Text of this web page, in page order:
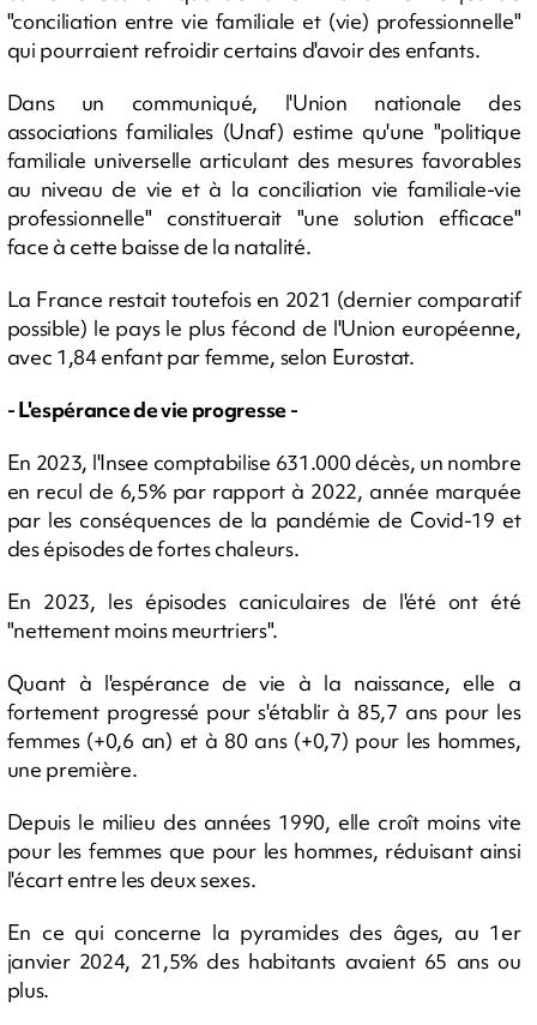
"conciliation entre vie familiale et (vie) professionnelle"
qui pourraient refroidir certains d'avoir des enfants.
Dans un communiqué, l'Union nationale des
associations familiales (Unaf) estime qu'une "politique
familiale universelle articulant des mesures favorables
au niveau de vie et à la conciliation vie familiale-vie
professionnelle" constituerait "une solution efficace"
face à cette baisse de la natalité.
La France restait toutefois en 2021 (dernier comparatif
possible) le pays le plus fécond de l'Union européenne,
avec 1,84 enfant par femme, selon Eurostat.
- L'espérance de vie progresse -
En 2023, l'Insee comptabilise 631.000 décès, un nombre
en recul de 6,5% par rapport à 2022, année marquée
par les conséquences de la pandémie de Covid-19 et
des épisodes de fortes chaleurs.
En 2023, les épisodes caniculaires de l'été ont été
"nettement moins meurtriers".
Quant à l'espérance de vie à la naissance, elle a
fortement progressé pour s'établir à 85,7 ans pour les
femmes (+0,6 an) et à 80 ans (+0,7) pour les hommes,
une première.
Depuis le milieu des années 1990, elle croît moins vite
pour les femmes que pour les hommes, réduisant ainsi
l'écart entre les deux sexes.
En ce qui concerne la pyramides des âges, au 1er
janvier 2024, 21,5% des habitants avaient 65 ans ou
plus.